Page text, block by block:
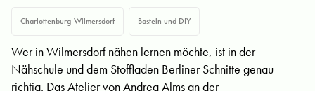
Charlottenburg-Wilmersdorf Basteln und DIY
Wer in Wilmersdorf nähen lernen möchte, ist in der
Nähschule und dem Stoffladen Berliner Schnitte genau
richtig. Das Atelier von Andrea Alms an der